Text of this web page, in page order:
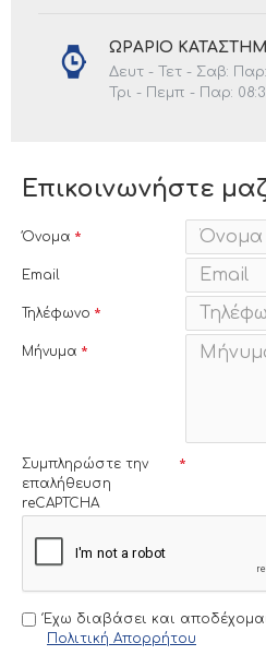
ΩΡΑΡΙΟ
Δευτ - Τετ - Σαβ: Παρ:
Τρι - Πεμπ - Παρ:
Επικοινωνήστε
Όνομα
Email
Τηλέφωνο
Μήνυμα
Συμπληρώστε την
επαλήθευση
reCAPTCHA
Έχω διαβάσει και
Πολιτική Απορρήτου